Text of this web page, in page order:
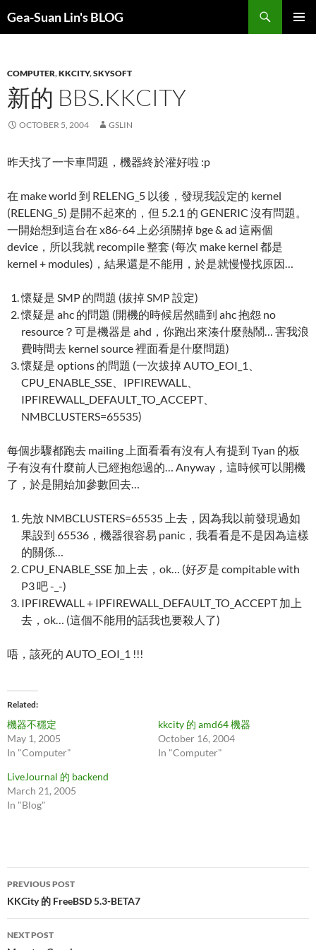
Gea-Suan Lin's BLOG
COMPUTER,KKCITY,SKYSOFT
新的 BBS.KKCITY
OCTOBER 5, 2004 GSLIN
昨天找了一卡車問題，機器終於灌好啦 :p
在 make world 到 RELENG_5 以後，發現我設定的 kernel
(RELENG_5) 是開不起來的，但 5.2.1 的 GENERIC 沒有問題。
一開始想到這台在 x86-64 上必須關掉 bge & ad 這兩個
device，所以我就 recompile 整套 (每次 make kernel 都是
kernel + modules)，結果還是不能用，於是就慢慢找原因…
懷疑是 SMP 的問題 (拔掉 SMP 設定)
懷疑是 ahc 的問題 (開機的時候居然瞄到 ahc 抱怨 no
resource？可是機器是 ahd，你跑出來湊什麼熱鬧… 害我浪
費時間去 kernel source 裡面看是什麼問題)
懷疑是 options 的問題 (一次拔掉 AUTO_EOI_1、
CPU_ENABLE_SSE、IPFIREWALL、
IPFIREWALL_DEFAULT_TO_ACCEPT、
NMBCLUSTERS=65535)
每個步驟都跑去 mailing 上面看看有沒有人有提到 Tyan 的板
子有沒有什麼前人已經抱怨過的… Anyway，這時候可以開機
了，於是開始加參數回去…
先放 NMBCLUSTERS=65535 上去，因為我以前發現過如
果設到 65536，機器很容易 panic，我看看是不是因為這樣
的關係…
CPU_ENABLE_SSE 加上去，ok… (好歹是 compitable with
P3 吧 -_-)
IPFIREWALL + IPFIREWALL_DEFAULT_TO_ACCEPT 加上
去，ok… (這個不能用的話我也要殺人了)
唔，該死的 AUTO_EOI_1 !!!
Related
機器不穩定
May 1, 2005
In "Computer"
kkcity 的 amd64 機器
October 16, 2004
In "Computer"
LiveJournal 的 backend
March 21, 2005
In "Blog"
Post
navigation
PREVIOUS POST
KKCity 的 FreeBSD 5.3-BETA7
NEXT POST